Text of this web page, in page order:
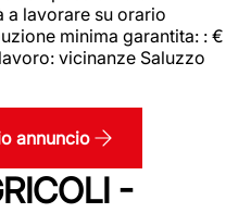
a lavorare su orario
minima garantita: : €
vicinanze Saluzzo
annuncio
-